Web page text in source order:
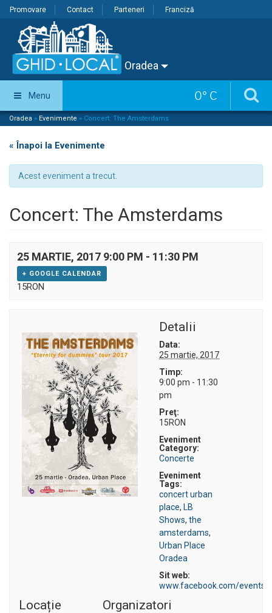
Promovare Contact Parteneri Franciză
Oradea
0° C
Menu
Oradea » Evenimente » Concert: The Amsterdams
« Înapoi la Evenimente
Acest eveniment a trecut.
Concert: The Amsterdams
25 MARTIE, 2017 9:00 PM - 11:30 PM
+ GOOGLE CALENDAR
15RON
Detalii
Data:
25 martie, 2017
Timp:
9:00 pm - 11:30
pm
Preţ:
15RON
Eveniment
Category:
Concerte
Eveniment
Tags:
concert urban
place, LB
Shows, the
amsterdams,
Urban Place
Oradea
Sit web:
www.facebook.com/
Locație Organizatori